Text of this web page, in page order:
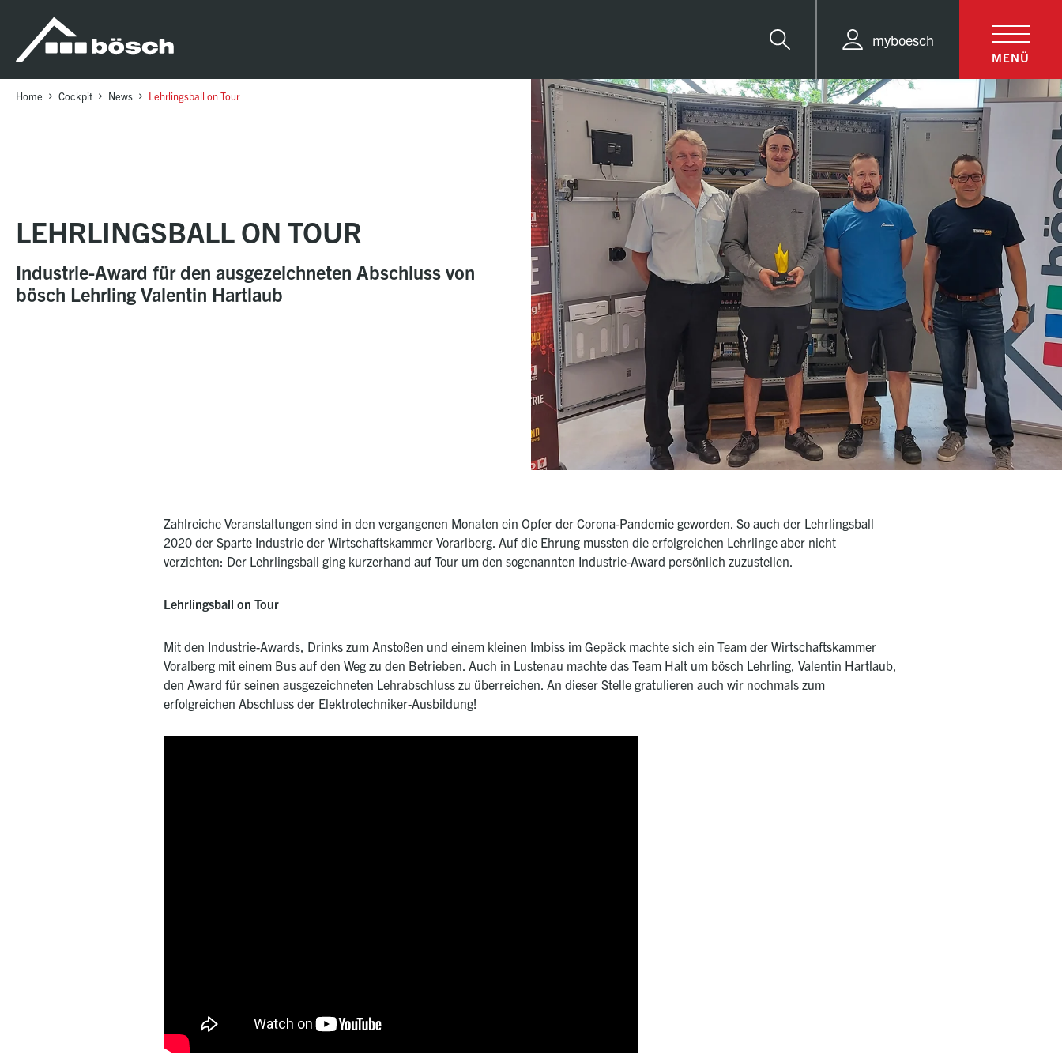
sr.skip-to.main-content
sr.skip-to.table-of-contents
sr.skip-to.main-navigation
Suche
myboesch
MENÜ
Home Cockpit News Lehrlingsball on Tour
LEHRLINGSBALL ON TOUR
Industrie-Award für den ausgezeichneten Abschluss von
bösch Lehrling Valentin Hartlaub
Zahlreiche Veranstaltungen sind in den vergangenen Monaten ein Opfer der Corona-Pandemie geworden. So auch der Lehrlingsball
2020 der Sparte Industrie der Wirtschaftskammer Vorarlberg. Auf die Ehrung mussten die erfolgreichen Lehrlinge aber nicht
verzichten: Der Lehrlingsball ging kurzerhand auf Tour um den sogenannten Industrie-Award persönlich zuzustellen.
Lehrlingsball on Tour
Mit den Industrie-Awards, Drinks zum Anstoßen und einem kleinen Imbiss im Gepäck machte sich ein Team der Wirtschaftskammer
Voralberg mit einem Bus auf den Weg zu den Betrieben. Auch in Lustenau machte das Team Halt um bösch Lehrling, Valentin Hartlaub,
den Award für seinen ausgezeichneten Lehrabschluss zu überreichen. An dieser Stelle gratulieren auch wir nochmals zum
erfolgreichen Abschluss der Elektrotechniker-Ausbildung!